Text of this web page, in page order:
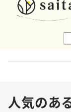
人気のあ